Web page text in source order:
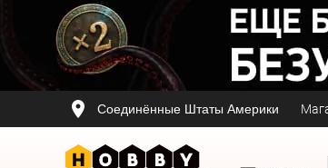
Соединённые Штаты Америки